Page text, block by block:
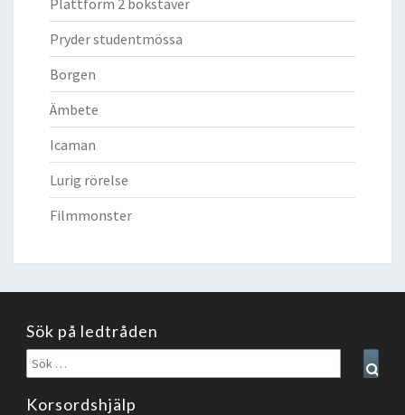
Pryder studentmössa
Borgen
Ämbete
Icaman
Lurig rörelse
Filmmonster
Sök på ledtråden
Sök
efter:
Korsordshjälp